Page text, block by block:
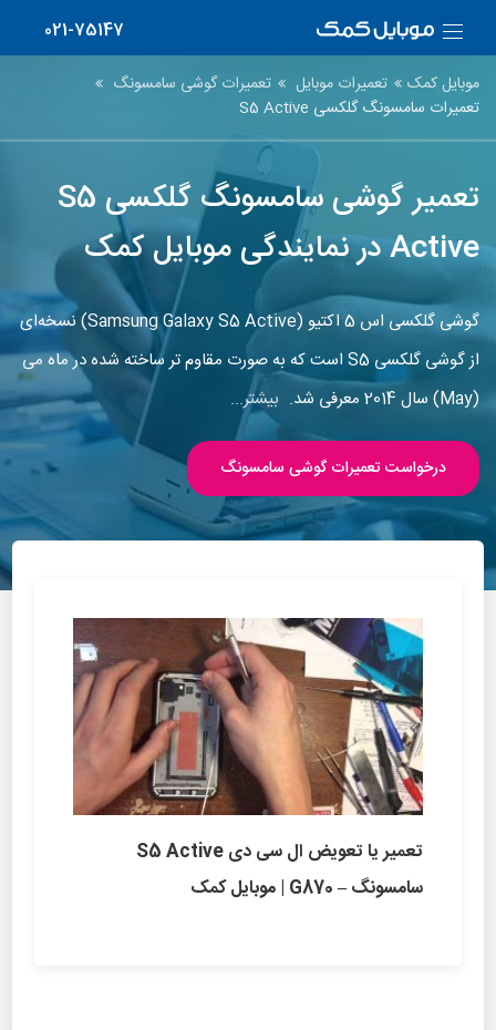
021-75147
موبایل کمک تعمیرات موبایل
تعمیرات گوشی سامسونگ
تعمیرات سامسونگ گلکسی S5 Active
تعمیر گوشی سامسونگ گلکسی S5
Active در نمایندگی موبایل کمک
گوشی گلکسی اس 5 اکتیو (Samsung Galaxy S5 Active) نسخه‌ای
از گوشی گلکسی S5 است که به صورت مقاوم تر ساخته شده در ماه می
(May) سال 2014 معرفی شد.
بیشتر...
درخواست تعمیرات گوشی سامسونگ
تعمیر یا تعویض ال سی دی S5 Active
سامسونگ – G870 | موبایل کمک